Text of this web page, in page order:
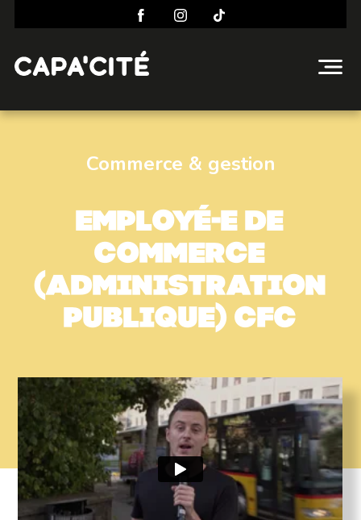
Commerce & gestion
Employé-e de
commerce
(Administration
publique) CFC